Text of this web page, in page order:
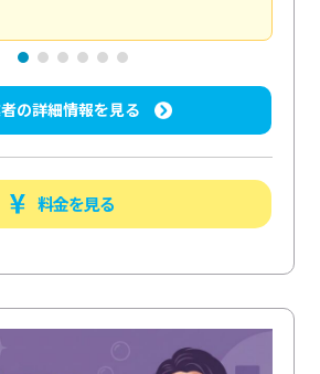
の詳細情報を見る
料金を見る